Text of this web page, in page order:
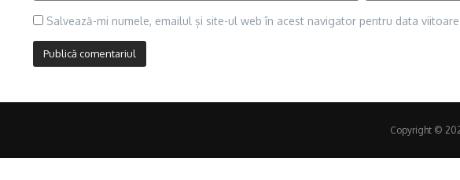
Salvează-mi numele, emailul și site-ul web în acest navigator pentru data
Copyright ©